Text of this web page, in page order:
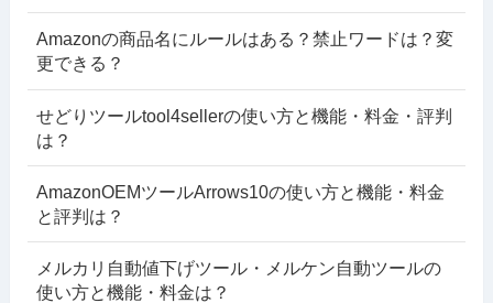
Amazonの商品名にルールはある？禁止ワードは？変
更できる？
せどりツールtool4sellerの使い方と機能・料金・評判
は？
AmazonOEMツールArrows10の使い方と機能・料金
と評判は？
メルカリ自動値下げツール・メルケン自動ツールの
使い方と機能・料金は？